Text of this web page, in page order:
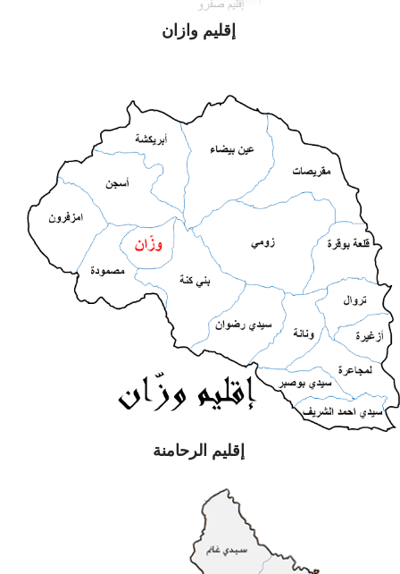
إقليم وازان
إقليم الرحامنة